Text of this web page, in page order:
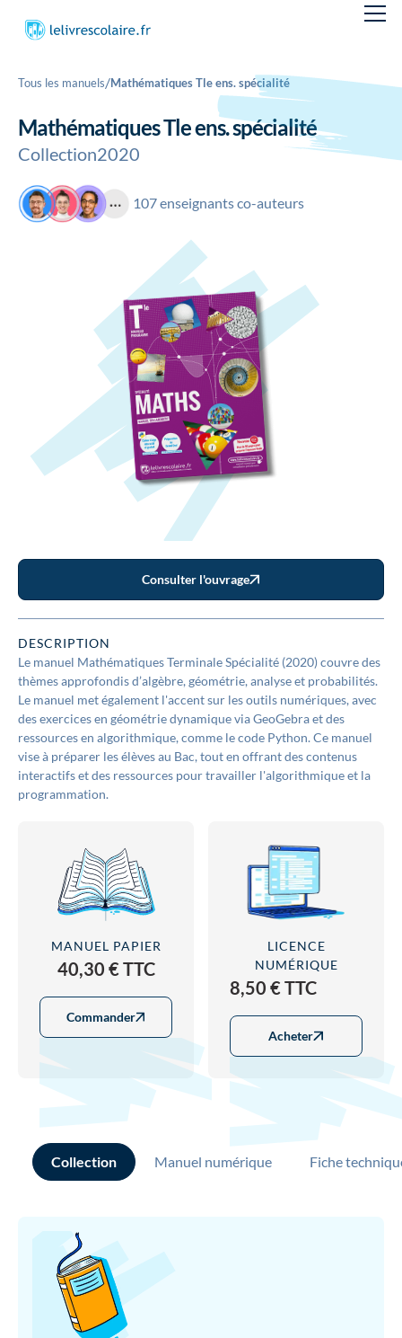
Tous les manuels/Mathématiques Tle ens. spécialité
Mathématiques Tle ens. spécialité
Collection2020
107 enseignants co-auteurs
Consulter l'ouvrage
DESCRIPTION
Le manuel Mathématiques Terminale Spécialité (2020) couvre des
thèmes approfondis d’algèbre, géométrie, analyse et probabilités.
Le manuel met également l'accent sur les outils numériques, avec
des exercices en géométrie dynamique via GeoGebra et des
ressources en algorithmique, comme le code Python. Ce manuel
vise à préparer les élèves au Bac, tout en offrant des contenus
interactifs et des ressources pour travailler l'algorithmique et la
programmation.
MANUEL PAPIER
40,30 € TTC
Commander
LICENCE
NUMÉRIQUE
8,50 € TTC
Acheter
Collection Manuel numérique Fiche